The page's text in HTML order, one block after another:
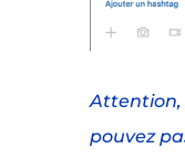
Attention,
pouvez